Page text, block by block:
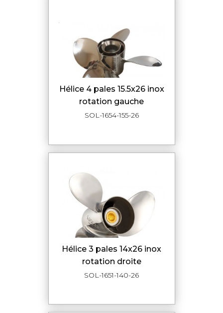
hélice 4 pales 15.5x26 inox
rotation gauche
SOL-1654-155-26
hélice 3 pales 14x26 inox
rotation droite
SOL-1651-140-26